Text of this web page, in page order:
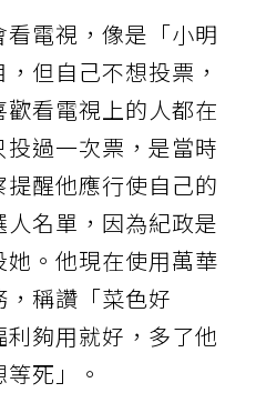
電視，像是「小明
但自己不想投票，
看電視上的人都在
過一次票，是當時
醒他應行使自己的
名單，因為紀政是
。他現在使用萬華
稱讚「菜色好
夠用就好，多了他
死」。